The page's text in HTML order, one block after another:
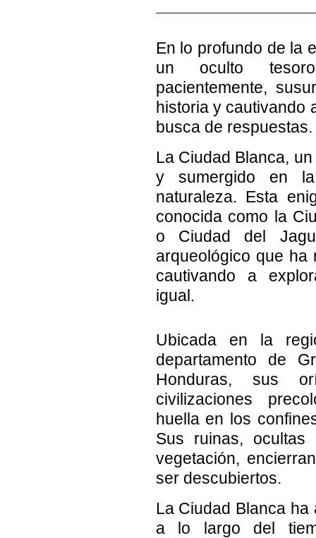
En lo profundo de la
un oculto tesoro
pacientemente,
historia y cautivando
busca de respuestas.
La Ciudad Blanca,
y sumergido en
naturaleza. Esta
conocida como la
o Ciudad del
arqueológico que ha
cautivando a
igual.
Ubicada en la
departamento de
Honduras, sus
civilizaciones
huella en los
Sus ruinas,
vegetación,
ser descubiertos.
La Ciudad Blanca
a lo largo del